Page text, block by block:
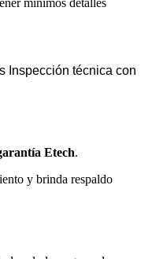
Inspección técnica con
Etech.
y brinda respaldo